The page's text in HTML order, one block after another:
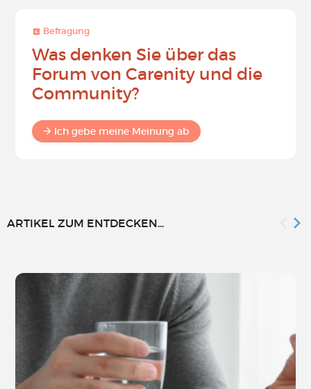
Befragung
Was denken Sie über das
Forum von Carenity und die
Community?
Ich gebe meine Meinung ab
ARTIKEL ZUM ENTDECKEN...